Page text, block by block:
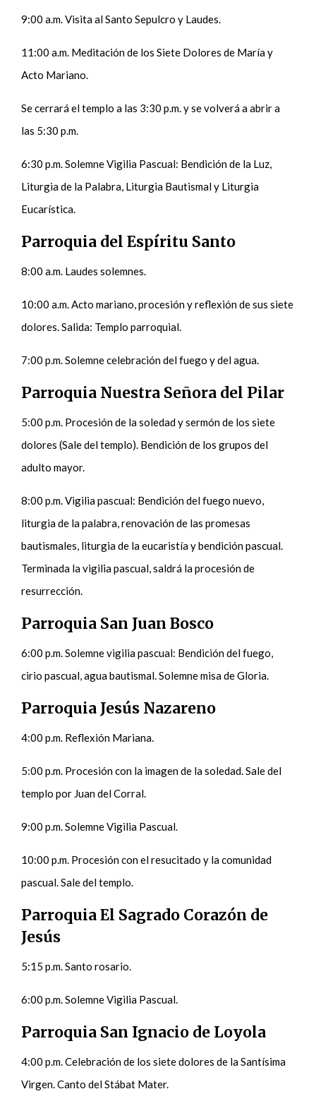
9:00 a.m. Visita al Santo Sepulcro y Laudes.
11:00 a.m. Meditación de los Siete Dolores de María y
Acto Mariano.
Se cerrará el templo a las 3:30 p.m. y se volverá a abrir a
las 5:30 p.m.
6:30 p.m. Solemne Vigilia Pascual: Bendición de la Luz,
Liturgia de la Palabra, Liturgia Bautismal y Liturgia
Eucarística.
Parroquia del Espíritu Santo
8:00 a.m. Laudes solemnes.
10:00 a.m. Acto mariano, procesión y reflexión de sus siete
dolores. Salida: Templo parroquial.
7:00 p.m. Solemne celebración del fuego y del agua.
Parroquia Nuestra Señora del Pilar
5:00 p.m. Procesión de la soledad y sermón de los siete
dolores (Sale del templo). Bendición de los grupos del
adulto mayor.
8:00 p.m. Vigilia pascual: Bendición del fuego nuevo,
liturgia de la palabra, renovación de las promesas
bautismales, liturgia de la eucaristía y bendición pascual.
Terminada la vigilia pascual, saldrá la procesión de
resurrección.
Parroquia San Juan Bosco
6:00 p.m. Solemne vigilia pascual: Bendición del fuego,
cirio pascual, agua bautismal. Solemne misa de Gloria.
Parroquia Jesús Nazareno
4:00 p.m. Reflexión Mariana.
5:00 p.m. Procesión con la imagen de la soledad. Sale del
templo por Juan del Corral.
9:00 p.m. Solemne Vigilia Pascual.
10:00 p.m. Procesión con el resucitado y la comunidad
pascual. Sale del templo.
Parroquia El Sagrado Corazón de
Jesús
5:15 p.m. Santo rosario.
6:00 p.m. Solemne Vigilia Pascual.
Parroquia San Ignacio de Loyola
4:00 p.m. Celebración de los siete dolores de la Santísima
Virgen. Canto del Stábat Mater.